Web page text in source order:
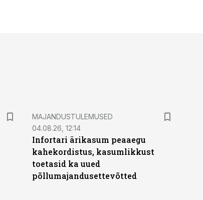
MAJANDUSTULEMUSED
04.08.26, 12:14
Infortari ärikasum peaaegu
kahekordistus, kasumlikkust
toetasid ka uued
põllumajandusettevõtted